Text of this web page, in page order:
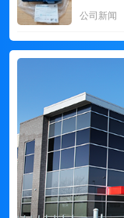
公司新闻